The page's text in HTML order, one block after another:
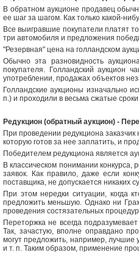
В обратном аукционе продавец
ее шаг за шагом. Как только какой-
Все выигравшие покупатели платят
три автомобиля и предложения
"Резервная" цена на голландском
Обычно эта разновидность
покупателя. Голландский аукцион
употреблении, продажах объектов
Голландские аукционы изначально
п.) и проходили в весьма сжатые
Редукцион (обратный аукцион) -
При проведении редукциона
которую готов за нее заплатить, и
Победителем редукциона является
В классическом понимании
заявок. Как правило, даже если
поставщика, не допускается никаких
При этом нередки ситуации, когда
предложить меньшую. Однако ни
проведения состязательных
Переторжка не всегда
Так, зачастую, вполне оправдано
могут предложить, например, лучшие
и т. п. Таким образом, применение